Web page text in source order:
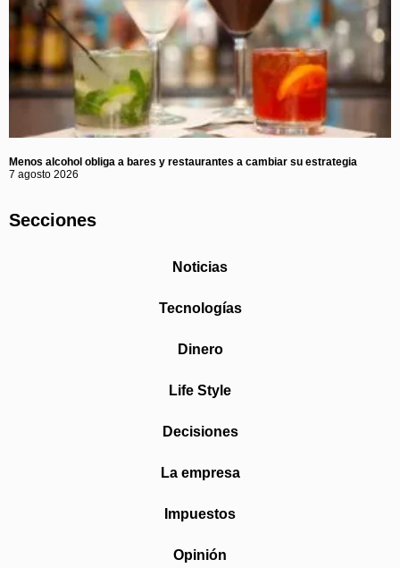
Menos alcohol obliga a bares y restaurantes a cambiar su estrategia
7 agosto 2026
Secciones
Noticias
Tecnologías
Dinero
Life Style
Decisiones
La empresa
Impuestos
Opinión